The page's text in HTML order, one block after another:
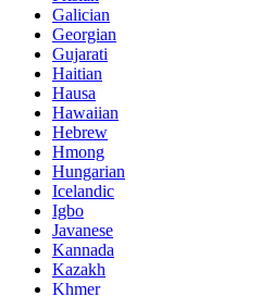
Galician
Georgian
Gujarati
Haitian
Hausa
Hawaiian
Hebrew
Hmong
Hungarian
Icelandic
Igbo
Javanese
Kannada
Kazakh
Khmer